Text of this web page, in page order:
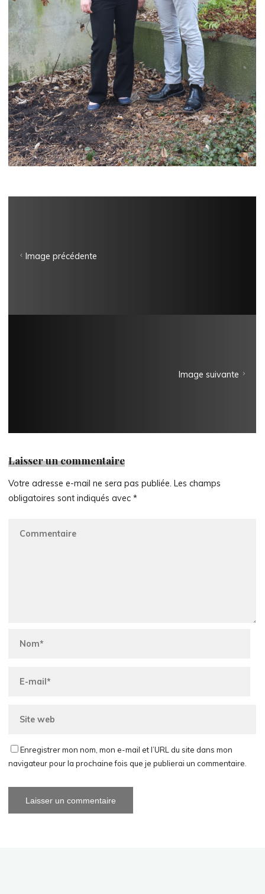
Image précédente
Image suivante
Laisser un commentaire
Votre adresse e-mail ne sera pas publiée. Les champs
obligatoires sont indiqués avec*
Enregistrer mon nom, mon e-mail et l’URL du site dans mon
navigateur pour la prochaine fois que je publierai un commentaire.